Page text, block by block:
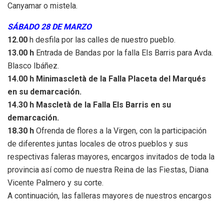
Canyamar o mistela.
SÁBADO 28 DE MARZO
12.00 h desfila por las calles de nuestro pueblo.
13.00 h Entrada de Bandas por la falla Els Barris para Avda.
Blasco Ibáñez.
14.00 h Minimascletà de la Falla Placeta del Marqués
en su demarcación.
14.30 h Mascletà de la Falla Els Barris en su
demarcación.
18.30 h Ofrenda de flores a la Virgen, con la participación
de diferentes juntas locales de otros pueblos y sus
respectivas faleras mayores, encargos invitados de toda la
provincia así como de nuestra Reina de las Fiestas, Diana
Vicente Palmero y su corte.
A continuación, las falleras mayores de nuestros encargos